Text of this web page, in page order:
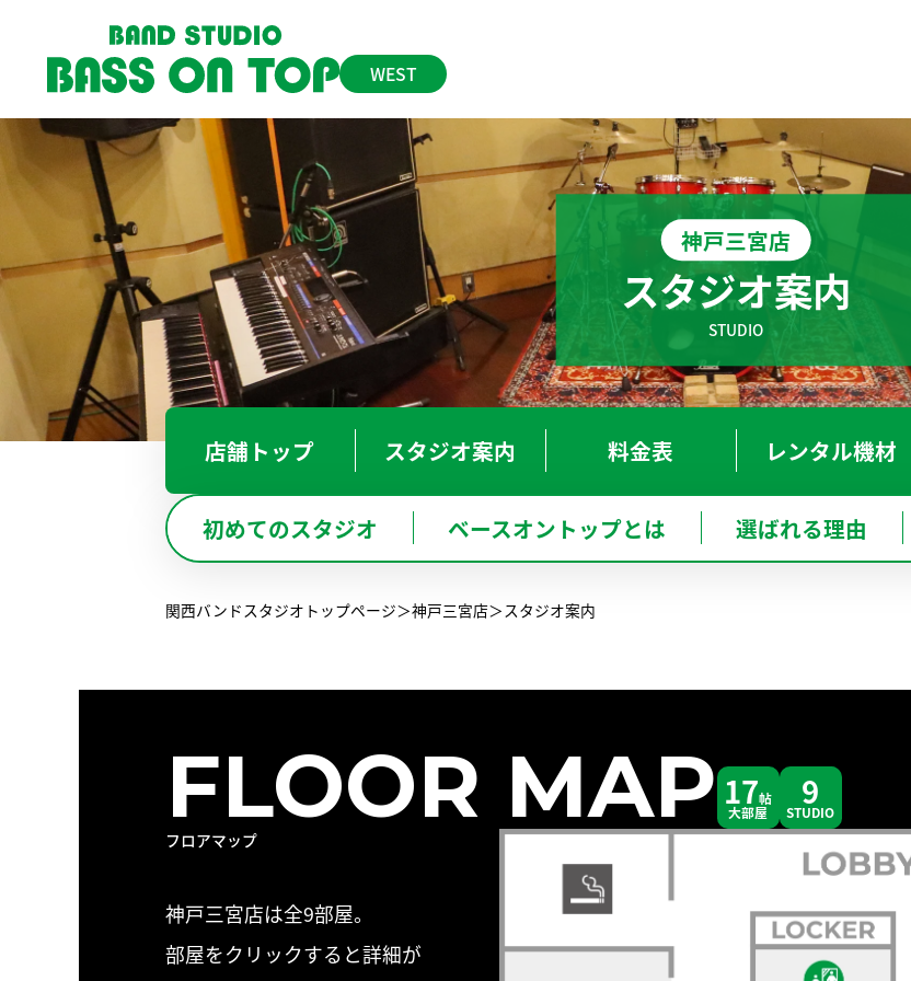
WEST
BOT-OSAKA-UMEDA
大阪梅田店
BOT-TENNOJI
天王寺店
BOT-SHINSAIBASHI
心斎橋店
BOT-NAMBA
なんば店
BOT-KYOBASHI
京橋店
BOT-SAKAI
堺-深井駅前店
兵 庫 神戸三宮店 尼崎店
神戸 三宮店 078-393-5393
神戸三宮店
スタジオ案内
STUDIO
店舗 トップ スタジオ案内 料金表 レンタル機材
初めてのスタジオ ベースオントップとは 選ばれる理由
関西バンドスタジオトップページ 神戸三宮店 スタジオ案内
FLOOR MAP
フロアマップ
17帖
大部屋 9
STUDIO
神戸三宮店は全9部屋。
部屋をクリックすると詳細が